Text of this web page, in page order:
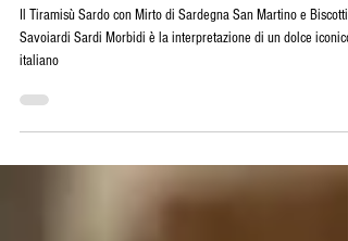
dans un dessert unique
Il Tiramisù Sardo con Mirto di Sardegna San Martino e Biscotti
italiano